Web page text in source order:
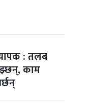
2026
2026
: तलब
काम